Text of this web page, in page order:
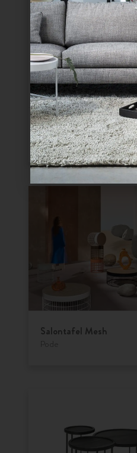
Salontafel Adjust
Qliv
Salontafel Mesh
Pode